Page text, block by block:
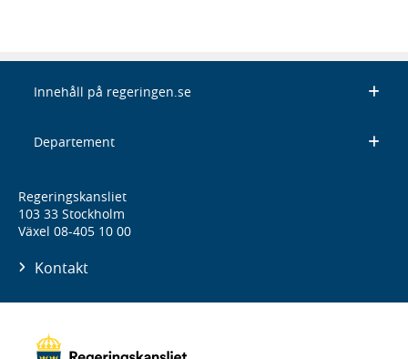
Innehåll på regeringen.se
Departement
Regeringskansliet
103 33 Stockholm
Växel 08-405 10 00
Kontakt